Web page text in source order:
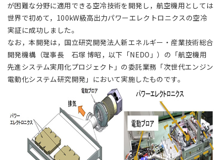
海外現地法人/合弁会社
が困難な分野に適用できる空冷技術を開発し，航空機用としては
世界で初めて，100kW級高出力パワーエレクトロニクスの空冷
実証に成功しました。
なお，本開発は，国立研究開発法人新エネルギー・産業技術総合
開発機構（理事長 石塚 博昭，以下「NEDO」）の「航空機用
先進システム実用化プロジェクト」の委託業務「次世代エンジン
電動化システム研究開発」において実施したものです。